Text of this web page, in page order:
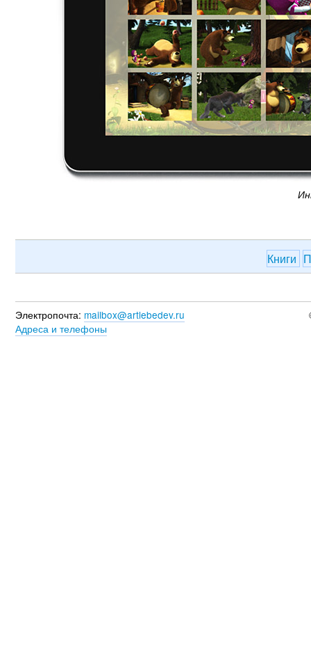
Книги
Электропочта: mailbox@artlebedev.ru
Адреса и телефоны